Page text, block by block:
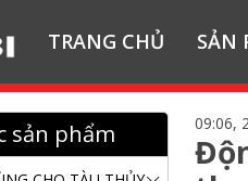
TRANG CHỦ SẢN
sản phẩm 09:06,